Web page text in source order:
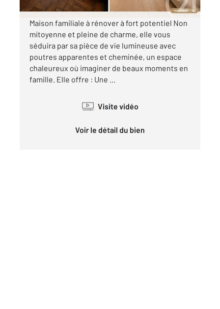
Maison familiale à rénover à fort potentiel Non
mitoyenne et pleine de charme, elle vous
séduira par sa pièce de vie lumineuse avec
poutres apparentes et cheminée, un espace
chaleureux où imaginer de beaux moments en
famille. Elle offre : Une ...
Visite vidéo
Voir le détail du bien